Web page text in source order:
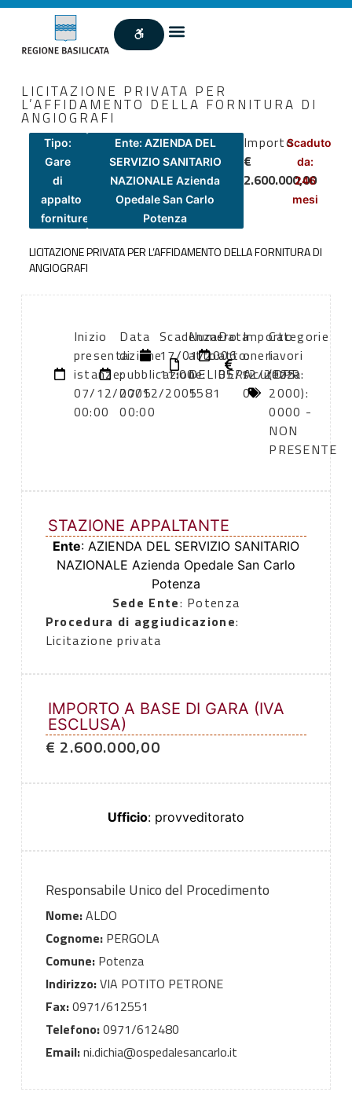
LICITAZIONE PRIVATA PER
L’AFFIDAMENTO DELLA FORNITURA DI
ANGIOGRAFI
Tipo:
Gare
di
appalto
forniture
Ente: AZIENDA DEL
SERVIZIO SANITARIO
NAZIONALE Azienda
Opedale San Carlo
Potenza
Importo
€
2.600.000,00
Scaduto
da:
246
mesi
LICITAZIONE PRIVATA PER L’AFFIDAMENTO DELLA FORNITURA DI
ANGIOGRAFI
Inizio
presentazione
istanze:
07/12/2005
00:00
Data
di
pubblicazione:
07/12/2005
00:00
Scadenza:
17/01/2006
11:00
Numero
atto:
DELIBERA
1581
Data
atto:
05/12/2005
Importo
oneri
sicurezza:
0
Categorie
lavori
(DPR
2000):
0000 -
NON
PRESENTE
STAZIONE APPALTANTE
Ente: AZIENDA DEL SERVIZIO SANITARIO
NAZIONALE Azienda Opedale San Carlo
Potenza
Sede Ente: Potenza
Procedura di aggiudicazione:
Licitazione privata
IMPORTO A BASE DI GARA (IVA
ESCLUSA)
€ 2.600.000,00
Ufficio: provveditorato
Responsabile Unico del Procedimento
Nome:ALDO
Cognome:PERGOLA
Comune:Potenza
Indirizzo:VIA POTITO PETRONE
Fax:0971/612551
Telefono:0971/612480
Email:ni.dichia@ospedalesancarlo.it